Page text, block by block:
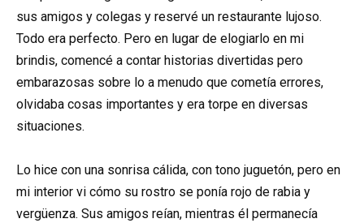
sus amigos y colegas y reservé un restaurante lujoso.
Todo era perfecto. Pero en lugar de elogiarlo en mi
brindis, comencé a contar historias divertidas pero
embarazosas sobre lo a menudo que cometía errores,
olvidaba cosas importantes y era torpe en diversas
situaciones.
Lo hice con una sonrisa cálida, con tono juguetón, pero en
mi interior vi cómo su rostro se ponía rojo de rabia y
vergüenza. Sus amigos reían, mientras él permanecía